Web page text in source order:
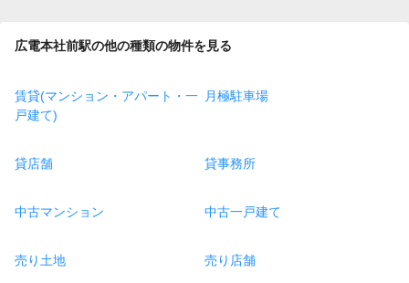
広電本社前駅の他の種類の物件を見る
賃貸(マンション・アパート・一
戸建て)
月極駐車場
貸店舗 貸事務所
中古マンション 中古一戸建て
売り土地 売り店舗